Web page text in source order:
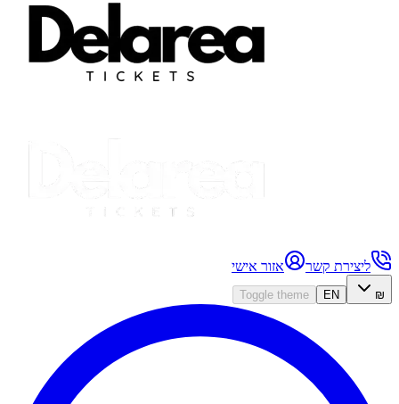
ליצירת קשר אזור אישי
₪
EN
Toggle theme